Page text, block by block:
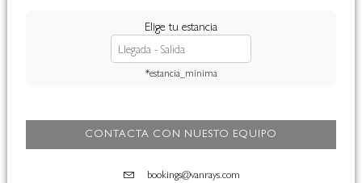
Elige tu estancia
*estancia_minima
CONTACTA CON NUESTO EQUIPO
bookings@vanrays.com